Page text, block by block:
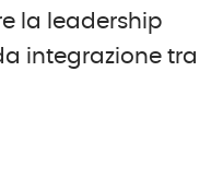
la leadership
integrazione tra